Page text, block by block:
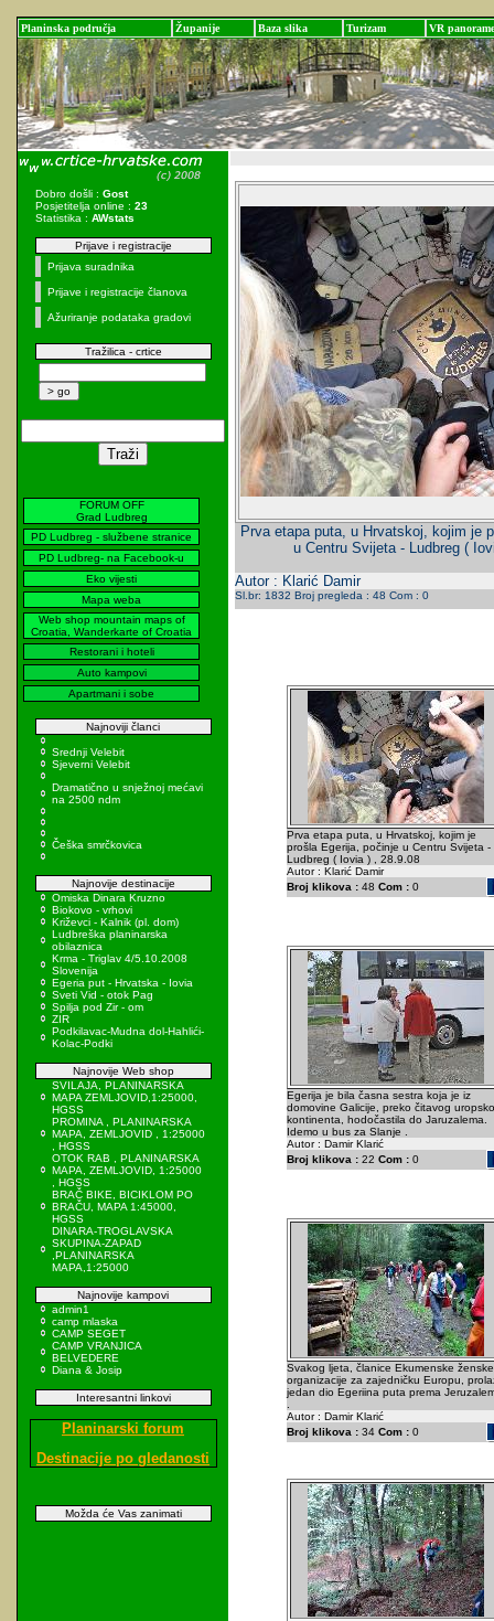
Planinska područja Županije Baza slika Turizam VR panorame
Dobro došli : Gost
Posjetitelja online : 23
Statistika : AWstats
Prijave i registracije
Prijava suradnika
Prijave i registracije članova
Ažuriranje podataka gradovi
Tražilica - crtice
FORUM OFF
Grad Ludbreg
PD Ludbreg - službene stranice
PD Ludbreg- na Facebook-u
Eko vijesti
Mapa weba
Web shop mountain maps of
Croatia, Wanderkarte of Croatia
Restorani i hoteli
Auto kampovi
Apartmani i sobe
Najnoviji članci
Srednji Velebit
Sjeverni Velebit
Dramatično u snježnoj mećavi
na 2500 ndm
Češka smrčkovica
Najnovije destinacije
Omiska Dinara Kruzno
Biokovo - vrhovi
Križevci - Kalnik (pl. dom)
Ludbreška planinarska
obilaznica
Krma - Triglav 4/5.10.2008
Slovenija
Egeria put - Hrvatska - Iovia
Sveti Vid - otok Pag
Spilja pod Zir - om
ZIR
Podkilavac-Mudna dol-Hahlići-
Kolac-Podki
Najnovije Web shop
SVILAJA, PLANINARSKA
MAPA ZEMLJOVID,1:25000,
HGSS
PROMINA , PLANINARSKA
MAPA, ZEMLJOVID , 1:25000
, HGSS
OTOK RAB , PLANINARSKA
MAPA, ZEMLJOVID, 1:25000
, HGSS
BRAČ BIKE, BICIKLOM PO
BRAČU, MAPA 1:45000,
HGSS
DINARA-TROGLAVSKA
SKUPINA-ZAPAD
,PLANINARSKA
MAPA,1:25000
Najnovije kampovi
admin1
camp mlaska
CAMP SEGET
CAMP VRANJICA
BELVEDERE
Diana & Josip
Interesantni linkovi
Planinarski forum
Destinacije po gledanosti
Možda će Vas zanimati
Prva etapa puta, u Hrvatskoj, kojim je
u Centru Svijeta - Ludbreg (
Autor : Klarić Damir
Sl.br: 1832 Broj pregleda : 48 Com : 0
Prva etapa puta, u Hrvatskoj, kojim je
prošla Egerija, počinje u Centru Svijeta -
Ludbreg ( Iovia ) , 28.9.08
Autor : Klarić Damir
Broj klikova :48 Com :0
Egerija je bila časna sestra koja je iz
domovine Galicije, preko čitavog
kontinenta, hodočastila do Jaruzalema.
Idemo u bus za Slanje .
Autor : Damir Klarić
Broj klikova :22 Com :0
Svakog ljeta, članice Ekumenske ženske
organizacije za zajedničku Europu,
jedan dio Egeriina puta prema
Autor : Damir Klarić
Broj klikova :34 Com :0